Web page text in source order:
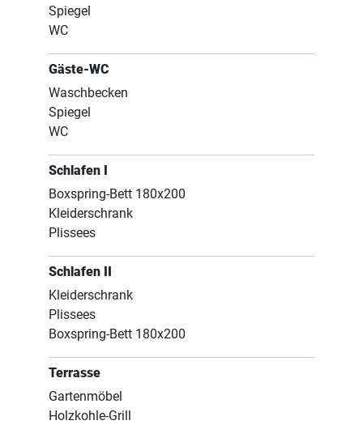
Spiegel
WC
Gäste-WC
Waschbecken
Spiegel
WC
Schlafen I
Boxspring-Bett 180x200
Kleiderschrank
Plissees
Schlafen II
Kleiderschrank
Plissees
Boxspring-Bett 180x200
Terrasse
Gartenmöbel
Holzkohle-Grill